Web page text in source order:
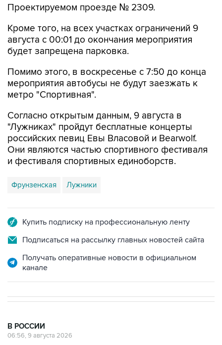
Проектируемом проезде № 2309.
Кроме того, на всех участках ограничений 9
августа с 00:01 до окончания мероприятия
будет запрещена парковка.
Помимо этого, в воскресенье с 7:50 до конца
мероприятия автобусы не будут заезжать к
метро "Спортивная".
Согласно открытым данным, 9 августа в
"Лужниках" пройдут бесплатные концерты
российских певиц Евы Власовой и Bearwolf.
Они являются частью спортивного фестиваля
и фестиваля спортивных единоборств.
Фрунзенская Лужники
Купить подписку на профессиональную ленту
Подписаться на рассылку главных новостей сайта
Получать оперативные новости в официальном
канале
В РОССИИ
06:56, 9 августа 2026